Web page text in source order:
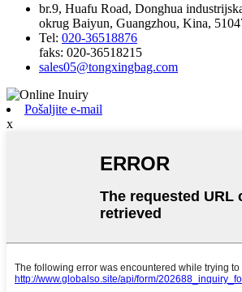
br.9, Huafu Road, Donghua
okrug Baiyun, Guangzhou, Kina,
Tel: 020-36518876
faks: 020-36518215
sales05@tongxingbag.com
Pošaljite e-mail
x